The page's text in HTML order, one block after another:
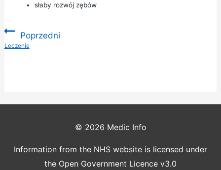
słaby rozwój zębów
Poprzedni
:Leczenie
© 2026 Medic Info
Information from the NHS website is licensed under
the Open Government Licence v3.0